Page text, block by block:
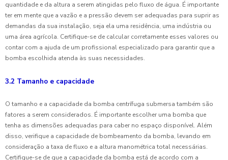
quantidade e da altura a serem atingidas pelo fluxo de água. É importante
ter em mente que a vazão e a pressão devem ser adequadas para suprir as
demandas da sua instalação, seja ela uma residência, uma indústria ou
uma área agrícola. Certifique-se de calcular corretamente esses valores ou
contar com a ajuda de um profissional especializado para garantir que a
bomba escolhida atenda às suas necessidades.
3.2 Tamanho e capacidade
O tamanho e a capacidade da bomba centrífuga submersa também são
fatores a serem considerados. É importante escolher uma bomba que
tenha as dimensões adequadas para caber no espaço disponível. Além
disso, verifique a capacidade de bombeamento da bomba, levando em
consideração a taxa de fluxo e a altura manométrica total necessárias.
Certifique-se de que a capacidade da bomba está de acordo com a